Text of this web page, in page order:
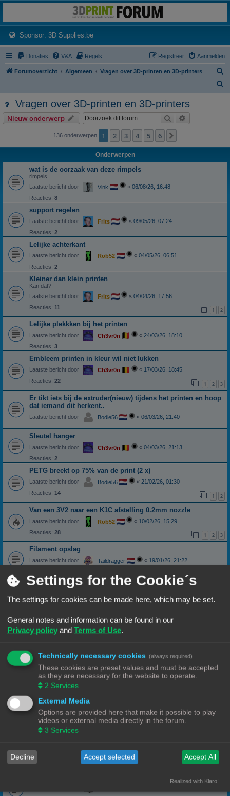
Het 3D print forum van de Benelux na de sluiting van 3dprintforum.nl
Sponsor: 3D Supplies.be(Opens a new tab)
Donaties V&A Regels Aanmelden
Registreer
Forumoverzicht Algemeen Vragen over 3D-printen en 3D-printers
Vragen over 3D-printen en 3D-printers
Nieuw onderwerp Zoek
136 onderwerpen 1 2 3 4 5 6
Onderwerpen
wat is de oorzaak van deze rimpels
rimpels
Laatste bericht door
Vink « 06/08/26, 16:48
Reacties: 8
support regelen
Laatste bericht door Frits « 09/05/26, 07:24
Reacties: 2
Lelijke achterkant
Laatste bericht door Rob52 « 04/05/26, 06:51
Reacties: 2
Kleiner dan klein printen
Kan dat?
Laatste bericht door
Frits « 04/04/26, 17:56
Reacties: 11 1 2
Lelijke plekkken bij het printen
Laatste bericht door Ch3vr0n « 24/03/26, 18:10
Reacties: 3
Embleem printen in kleur wil niet lukken
Laatste bericht door Ch3vr0n « 17/03/26, 18:45
Reacties: 22 1 2 3
Er tikt iets bij de extruder(nieuw) tijdens het printen en hoop
dat iemand dit herkent..
Laatste bericht door Bodie56 « 06/03/26, 21:40
Sleutel hanger
Laatste bericht door Ch3vr0n « 04/03/26, 21:13
Reacties: 2
PETG breekt op 75% van de print (2 x)
Laatste bericht door Bodie56 « 21/02/26, 01:30
Reacties: 14 1 2
Van een 3V2 naar een K1C afstelling 0.2mm nozzle
Laatste bericht door Rob52 « 10/02/26, 15:29
Reacties: 28 1 2 3
Filament opslag
Laatste bericht door Taildragger « 19/01/26, 21:22
Cura of Anycubic slicer next
Misj
Van ender 3 V2 overgestapt op een A1
Laatste bericht door Burrel
1 2
Printer aansluiten op laptop
Laatste bericht door Wim62 «10/12/25, 11:25
Reacties:17
Hulp met een ender 3 pro
Laatste bericht door Zappa
04/12/25, 13:19
Reacties:10
Ik kan de instellingen niet opslaan.
3DWim «
Reacties:
Settings for the Cookie´s
The settings for cookies can be made here, which may be set.
General notes and information can be found in our
Privacy policy and Terms of Use.
Technically necessary cookies (always required)
These cookies are preset values and must be accepted
as they are necessary for the website to operate.
2 Services
External Media
Options are provided here that make it possible to play
videos or external media directly in the forum.
3 Services
Decline Accept selected Accept All
Realized with Klaro!